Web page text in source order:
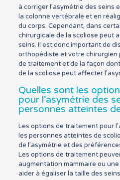
à corriger l’asymétrie des seins
la colonne vertébrale et en
du corps. Cependant, dans
chirurgicale de la scoliose peut
seins. Il est donc important de
orthopédiste et votre chirurgien
de traitement et de la façon
de la scoliose peut affecter
Quelles sont les
pour l’asymétrie des
personnes atteintes
Les options de traitement pour
les personnes atteintes de
de l’asymétrie et des
Les options de traitement
augmentation mammaire ou
aider à égaliser la taille des